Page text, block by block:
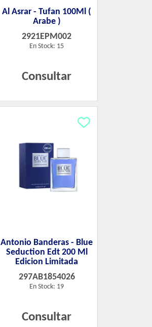
Al Asrar - Tufan 100Ml (
Arabe )
2921EPM002
En Stock: 15
Consultar
Antonio Banderas - Blue
Seduction Edt 200 Ml
Edicion Limitada
297AB1854026
En Stock: 19
Consultar